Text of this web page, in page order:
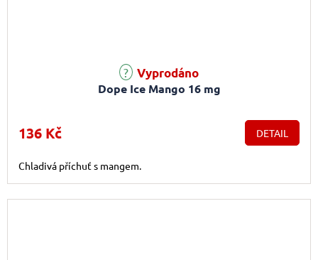
Dope Ice Mango 16 mg
Vyprodáno
136 Kč DETAIL
Chladivá příchuť s mangem.